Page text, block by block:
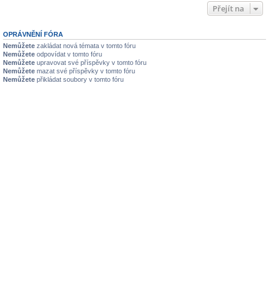
Přejít na
OPRÁVNĚNÍ FÓRA
Nemůžete zakládat nová témata v tomto fóru
Nemůžete odpovídat v tomto fóru
Nemůžete upravovat své příspěvky v tomto fóru
Nemůžete mazat své příspěvky v tomto fóru
Nemůžete přikládat soubory v tomto fóru